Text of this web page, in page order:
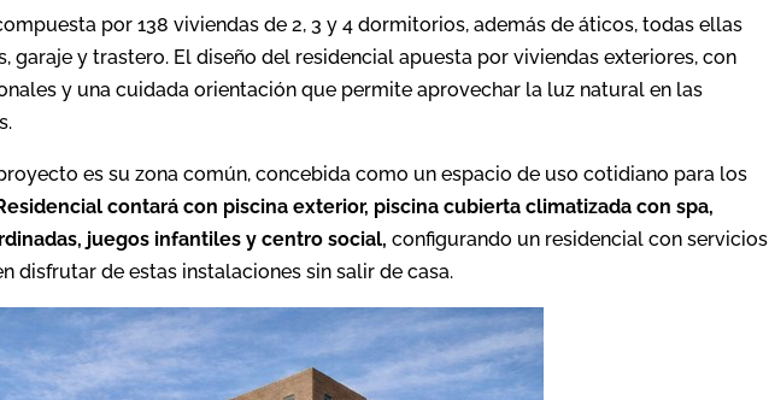
por 138 viviendas de 2, 3 y 4 dormitorios, además de áticos, todas ellas
garaje y trastero. El diseño del residencial apuesta por viviendas exteriores, con
y una cuidada orientación que permite aprovechar la luz natural en las
es su zona común, concebida como un espacio de uso cotidiano para los
contará con piscina exterior, piscina cubierta climatizada con spa,
juegos infantiles y centro social,configurando un residencial con servicios
disfrutar de estas instalaciones sin salir de casa.